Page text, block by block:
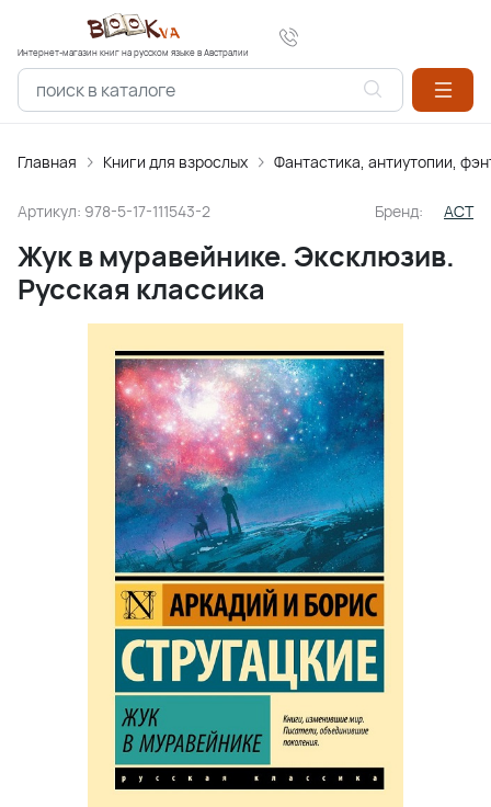
Интернет-магазин книг на русском языке в Австралии
Главная Книги для взрослых Фантастика, антиутопии,
Артикул: 978-5-17-111543-2 Бренд: АСТ
Жук в муравейнике. Эксклюзив.
Русская классика